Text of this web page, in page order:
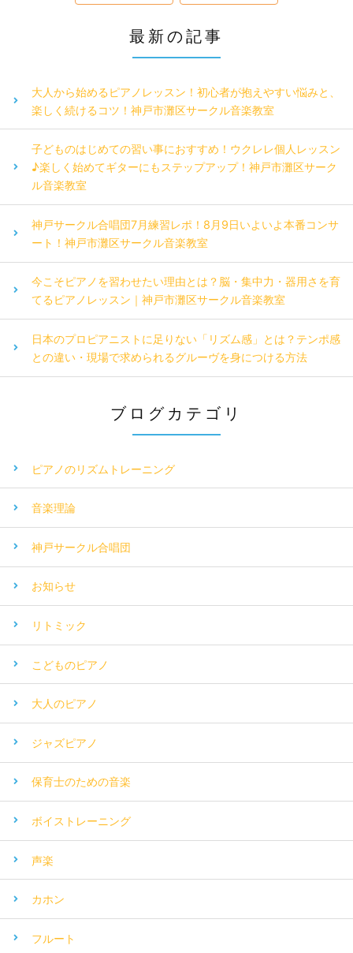
最新の記事
大人から始めるピアノレッスン！初心者が抱えやすい悩みと、
楽しく続けるコツ！神戸市灘区サークル音楽教室
子どものはじめての習い事におすすめ！ウクレレ個人レッスン
♪楽しく始めてギターにもステップアップ！神戸市灘区サーク
ル音楽教室
神戸サークル合唱団7月練習レポ！8月9日いよいよ本番コンサ
ート！神戸市灘区サークル音楽教室
今こそピアノを習わせたい理由とは？脳・集中力・器用さを育
てるピアノレッスン｜神戸市灘区サークル音楽教室
日本のプロピアニストに足りない「リズム感」とは？テンポ感
との違い・現場で求められるグルーヴを身につける方法
ブログカテゴリ
ピアノのリズムトレーニング
音楽理論
神戸サークル合唱団
お知らせ
リトミック
こどものピアノ
大人のピアノ
ジャズピアノ
保育士のための音楽
ボイストレーニング
声楽
カホン
フルート